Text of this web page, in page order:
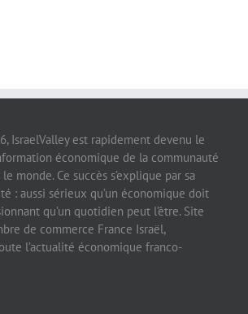
IsraelValley est rapidement devenu le
économique de la communauté
monde. Ce succès s’explique par sa
: aussi sérieux qu’un économique doit
qu’un quotidien peut l’être. Site
de commerce France Israël,
l’actualité économique franco-